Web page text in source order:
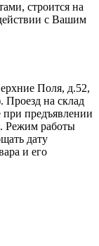
строится на
с Вашим
Поля, д.52,
Проезд на склад
при предъявлении
Режим работы
дату
и его